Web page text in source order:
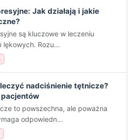
Jak działają i jakie
są kluczowe w leczeniu
lękowych. Rozu...
nadciśnienie tętnicze?
to powszechna, ale poważna
odpowiedn...